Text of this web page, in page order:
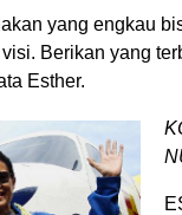
yang engkau
Berikan yang
Esther.